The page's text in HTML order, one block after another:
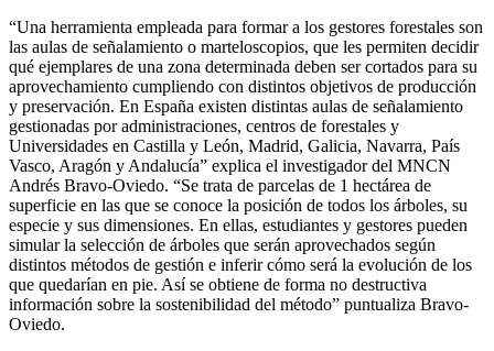
“Una herramienta empleada para formar a los gestores forestales son
las aulas de señalamiento o marteloscopios, que les permiten decidir
qué ejemplares de una zona determinada deben ser cortados para su
aprovechamiento cumpliendo con distintos objetivos de producción
y preservación. En España existen distintas aulas de señalamiento
gestionadas por administraciones, centros de forestales y
Universidades en Castilla y León, Madrid, Galicia, Navarra, País
Vasco, Aragón y Andalucía” explica el investigador del MNCN
Andrés Bravo-Oviedo. “Se trata de parcelas de 1 hectárea de
superficie en las que se conoce la posición de todos los árboles, su
especie y sus dimensiones. En ellas, estudiantes y gestores pueden
simular la selección de árboles que serán aprovechados según
distintos métodos de gestión e inferir cómo será la evolución de los
que quedarían en pie. Así se obtiene de forma no destructiva
información sobre la sostenibilidad del método” puntualiza Bravo-
Oviedo.